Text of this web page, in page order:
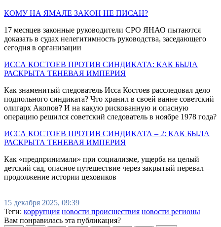
КОМУ НА ЯМАЛЕ ЗАКОН НЕ ПИСАН?
17 месяцев законные руководители СРО ЯНАО пытаются
доказать в судах нелегитимность руководства, заседающего
сегодня в организации
ИССА КОСТОЕВ ПРОТИВ СИНДИКАТА: КАК БЫЛА
РАСКРЫТА ТЕНЕВАЯ ИМПЕРИЯ
Как знаменитый следователь Исcа Костоев расследовал дело
подпольного синдиката? Что хранил в своей ванне советский
олигарх Акопов? И на какую рискованную и опасную
операцию решился советский следователь в ноябре 1978 года?
ИССА КОСТОЕВ ПРОТИВ СИНДИКАТА – 2: КАК БЫЛА
РАСКРЫТА ТЕНЕВАЯ ИМПЕРИЯ
Как «предпринимали» при социализме, ущерба на целый
детский сад, опасное путешествие через закрытый перевал –
продолжение истории цеховиков
15 декабря 2025, 09:39
Теги: коррупция новости происшествия новости регионы
Вам понравилась эта публикация?